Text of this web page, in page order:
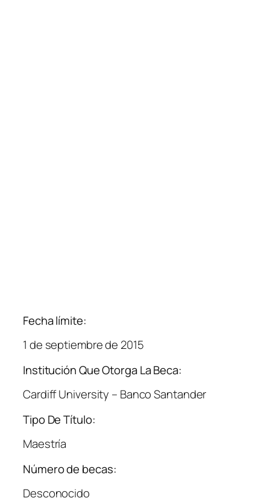
Fecha límite:
1 de septiembre de 2015
Institución Que Otorga La Beca:
Cardiff University – Banco Santander
Tipo De Título:
Maestría
Número de becas:
Desconocido